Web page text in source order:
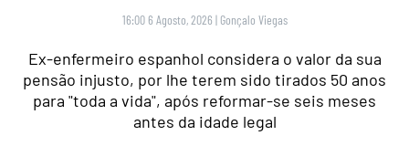
16:00 6 Agosto, 2026 | Gonçalo Viegas
Ex-enfermeiro espanhol considera o valor da sua
pensão injusto, por lhe terem sido tirados 50 anos
para "toda a vida", após reformar-se seis meses
antes da idade legal